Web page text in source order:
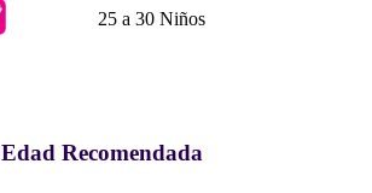
25 a 30 Niños
Edad Recomendada